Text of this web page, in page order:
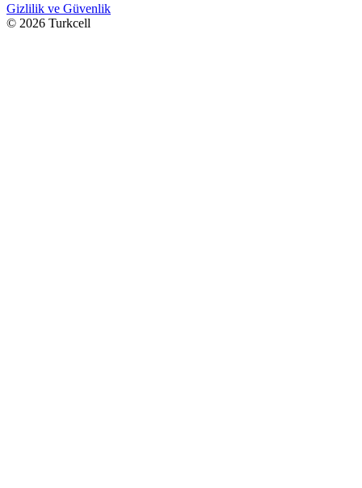
Gizlilik ve Güvenlik
© 2026 Turkcell